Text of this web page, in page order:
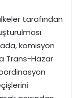
tarafından
komisyon
Trans-Hazar